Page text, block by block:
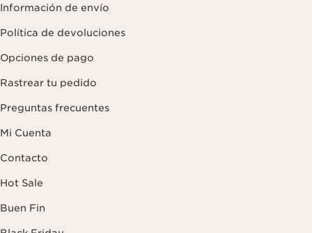
Información de envío
Política de devoluciones
Opciones de pago
Rastrear tu pedido
Preguntas frecuentes
Mi Cuenta
Contacto
Hot Sale
Buen Fin